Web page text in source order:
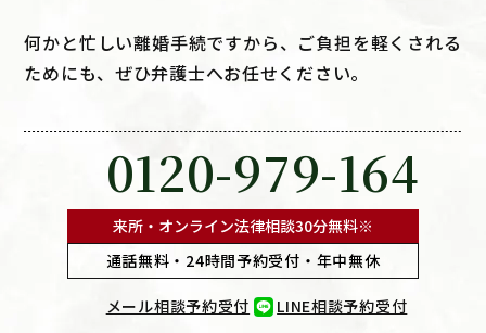
何かと忙しい離婚手続ですから、ご負担を軽くされる
ためにも、ぜひ弁護士へお任せください。
0120-979-164
来所・オンライン法律相談30分無料※
通話無料・24時間予約受付・年中無休
メール相談予約受付 LINE相談予約受付